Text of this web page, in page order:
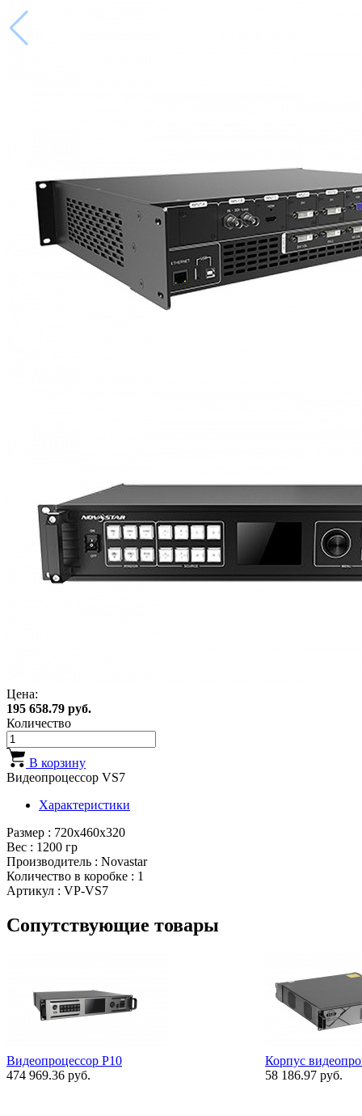
Цена:
195 658.79 руб.
Количество
В корзину
Видеопроцессор VS7
Характеристики
Размер : 720x460x320
Вес : 1200 гр
Производитель : Novastar
Количество в коробке : 1
Артикул : VP-VS7
Сопутствующие товары
Видеопроцессор P10
474 969.36 руб.
Корпус
58 186.97 руб.